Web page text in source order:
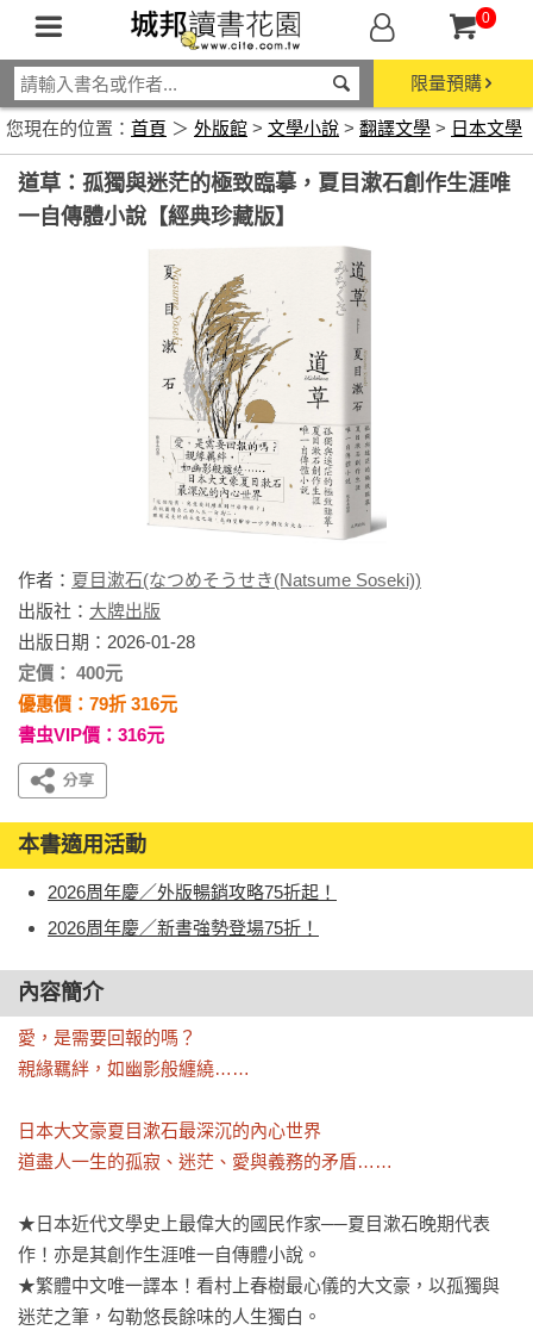
0
限量預購
您現在的位置： 首頁 ＞ 外版館 > 文學小說 > 翻譯文學 > 日本文學
道草：孤獨與迷茫的極致臨摹，夏目漱石創作生涯唯
一自傳體小說【經典珍藏版】
作者： 夏目漱石(なつめそうせき(Natsume Soseki))
出版社： 大牌出版
出版日期：2026-01-28
定價： 400元
優惠價：79折 316元
書虫VIP價：316元
本書適用活動
2026周年慶／外版暢銷攻略75折起！
2026周年慶／新書強勢登場75折！
內容簡介
愛，是需要回報的嗎？
親緣羈絆，如幽影般纏繞……
日本大文豪夏目漱石最深沉的內心世界
道盡人一生的孤寂、迷茫、愛與義務的矛盾……
★日本近代文學史上最偉大的國民作家──夏目漱石晚期代表
作！亦是其創作生涯唯一自傳體小說。
★繁體中文唯一譯本！看村上春樹最心儀的大文豪，以孤獨與
迷茫之筆，勾勒悠長餘味的人生獨白。